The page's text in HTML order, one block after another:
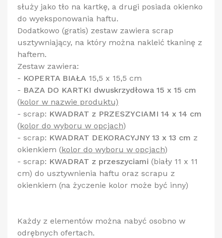
służy jako tło na kartkę, a drugi posiada okienko
do wyeksponowania haftu.
Dodatkowo (gratis) zestaw zawiera scrap
usztywniający, na który można nakleić tkaninę z
haftem.
Zestaw zawiera:
- KOPERTA BIAŁA 15,5 x 15,5 cm
- BAZA DO KARTKI dwuskrzydłowa 15 x 15 cm
(kolor w nazwie produktu)
- scrap: KWADRAT z PRZESZYCIAMI 14 x 14 cm
(kolor do wyboru w opcjach)
- scrap: KWADRAT DEKORACYJNY 13 x 13 cm z
okienkiem (kolor do wyboru w opcjach)
- scrap: KWADRAT z przeszyciami (biały 11 x 11
cm) do usztywnienia haftu oraz scrapu z
okienkiem (na życzenie kolor może być inny)
Każdy z elementów można nabyć osobno w
odrębnych ofertach.